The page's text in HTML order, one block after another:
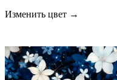
Изменить цвет →